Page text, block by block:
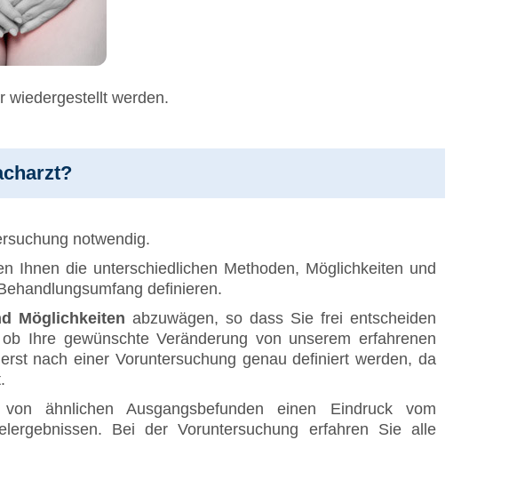
wiedergestellt werden.
notwendig.
Ihnen die unterschiedlichen Methoden, Möglichkeiten und
definieren.
Möglichkeiten abzuwägen, so dass Sie frei entscheiden
Ihre gewünschte Veränderung von unserem erfahrenen
nach einer Voruntersuchung genau definiert werden, da
ähnlichen Ausgangsbefunden einen Eindruck vom
Bei der Voruntersuchung erfahren Sie alle